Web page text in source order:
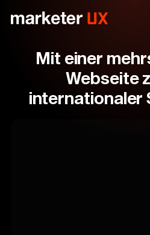
Mit einer
Webseite
internationaler